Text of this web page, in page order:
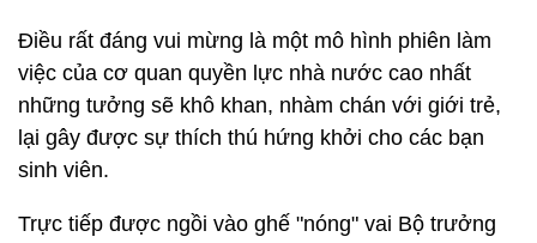
Điều rất đáng vui mừng là một mô hình phiên làm
việc của cơ quan quyền lực nhà nước cao nhất
những tưởng sẽ khô khan, nhàm chán với giới trẻ,
lại gây được sự thích thú hứng khởi cho các bạn
sinh viên.
Trực tiếp được ngồi vào ghế "nóng" vai Bộ trưởng